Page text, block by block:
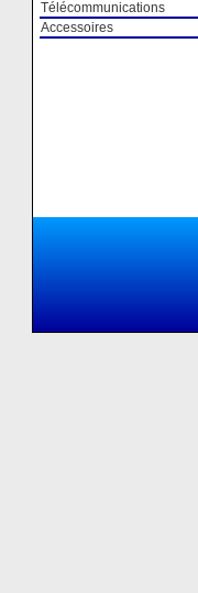
Télécommunications
Accessoires